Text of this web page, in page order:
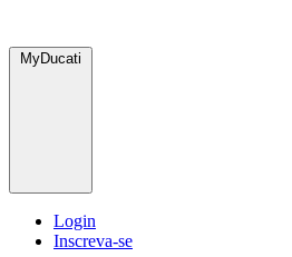
MyDucati
Login
Inscreva-se